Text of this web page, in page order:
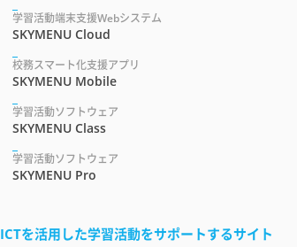
学習活動端末支援Webシステム
SKYMENU Cloud
校務スマート化支援アプリ
SKYMENU Mobile
学習活動ソフトウェア
SKYMENU Class
学習活動ソフトウェア
SKYMENU Pro
ICTを活用した学習活動をサポートするサイト